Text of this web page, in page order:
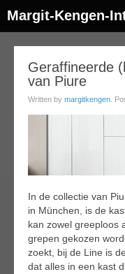
Margit-Kengen-
Geraffineerde
van Piure
Written by margitkengen .
In de collectie van
in München, is de
kan zowel greeploos
grepen gekozen
zoekt, bij de Line is
dat alles in een kast